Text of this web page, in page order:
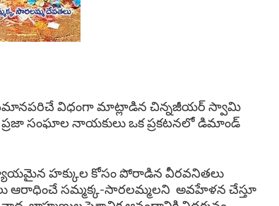
విధంగా మాట్లాడిన చిన్నజీయర్ స్వామి
సంఘాల నాయకులు ఒక ప్రకటనలో డిమాండ్
హక్కుల కోసం పోరాడిన వీరవనితలు
ఆరాధించే సమ్మక్క-సారలమ్మలని అవహేళన చేస్తూ